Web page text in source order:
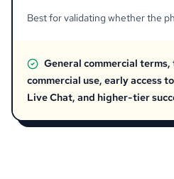
Best for validating whether the
General commercial
commercial use, early access
Live Chat, and higher-tier